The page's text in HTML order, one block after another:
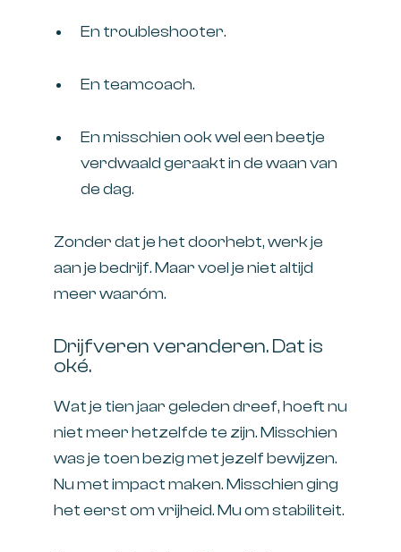
En troubleshooter.
En teamcoach.
En misschien ook wel een beetje
verdwaald geraakt in de waan van
de dag.
Zonder dat je het doorhebt, werk je
aan je bedrijf. Maar voel je niet altijd
meer waaróm.
Drijfveren veranderen. Dat is
oké.
Wat je tien jaar geleden dreef, hoeft nu
niet meer hetzelfde te zijn. Misschien
was je toen bezig met jezelf bewijzen.
Nu met impact maken. Misschien ging
het eerst om vrijheid. Mu om stabiliteit.